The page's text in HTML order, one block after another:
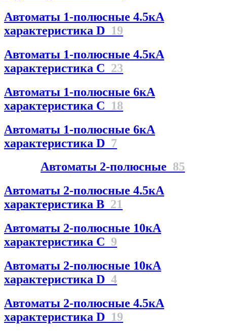
Автоматы 1-полюсные 4.5кА
характеристика D 19
Автоматы 1-полюсные 4.5кА
характеристика С 23
Автоматы 1-полюсные 6кА
характеристика C 18
Автоматы 1-полюсные 6кА
характеристика D 7
Автоматы 2-полюсные 85
Автоматы 2-полюсные 4.5кА
характеристика В 21
Автоматы 2-полюсные 10кА
характеристика C 9
Автоматы 2-полюсные 10кА
характеристика D 4
Автоматы 2-полюсные 4.5кА
характеристика D 19